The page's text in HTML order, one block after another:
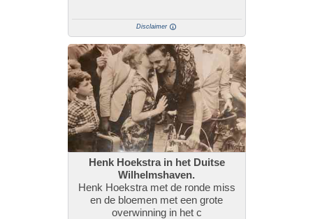
Disclaimer
Henk Hoekstra in het Duitse
Wilhelmshaven.
Henk Hoekstra met de ronde miss
en de bloemen met een grote
overwinning in het c